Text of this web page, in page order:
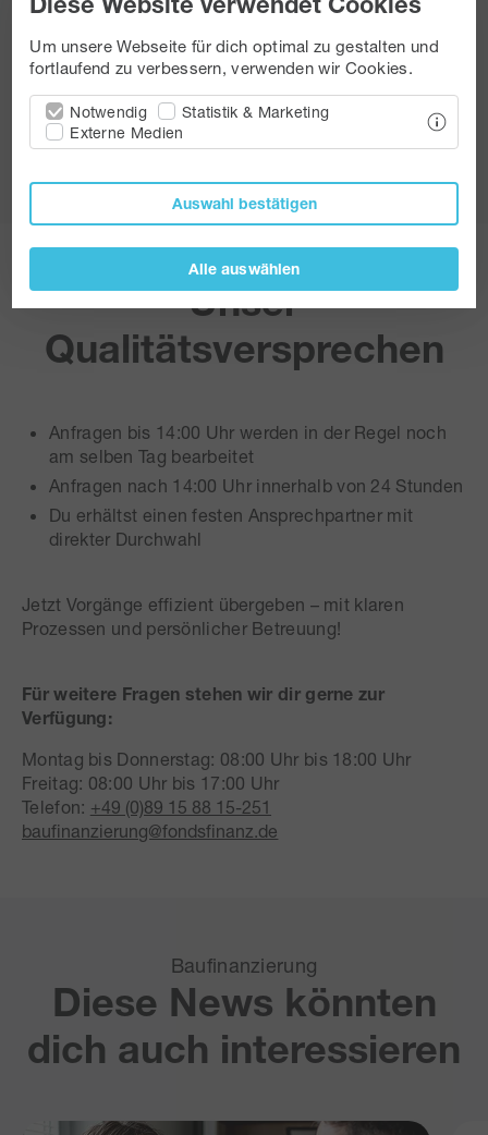
Unser
Qualitätsversprechen
Anfragen bis 14:00 Uhr werden in der Regel noch
am selben Tag bearbeitet
Anfragen nach 14:00 Uhr innerhalb von 24 Stunden
Du erhältst einen festen Ansprechpartner mit
direkter Durchwahl
Jetzt Vorgänge effizient übergeben – mit klaren
Prozessen und persönlicher Betreuung!
Für weitere Fragen stehen wir dir gerne zur
Verfügung:
Montag bis Donnerstag: 08:00 Uhr bis 18:00 Uhr
Freitag: 08:00 Uhr bis 17:00 Uhr
Telefon: +49 (0)89 15 88 15-251
baufinanzierung@fondsfinanz.de
Baufinanzierung
Diese News könnten
dich auch interessieren
Um unsere Webseite für dich optimal zu gestalten und
fortlaufend zu verbessern, verwenden wir Cookies.
Notwendig
Statistik & Marketing
Externe Medien
Auswahl bestätigen
Alle auswählen